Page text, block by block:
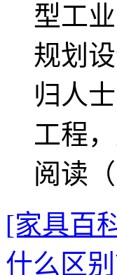
型工
规划
归人
工程
阅读
[家具百
什么区别